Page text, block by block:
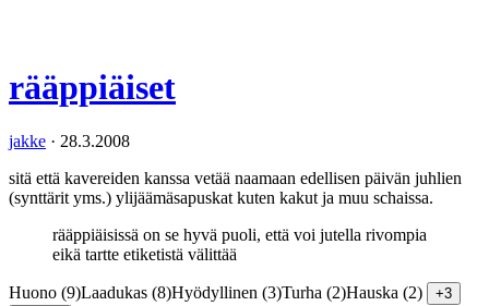
rääppiäiset
jakke · 28.3.2008
sitä että kavereiden kanssa vetää naamaan edellisen päivän juhlien
(synttärit yms.) ylijäämäsapuskat kuten kakut ja muu schaissa.
rääppiäisissä on se hyvä puoli, että voi jutella rivompia
eikä tartte etiketistä välittää
Huono (9)Laadukas (8)Hyödyllinen (3)Turha (2)Hauska (2)
+3